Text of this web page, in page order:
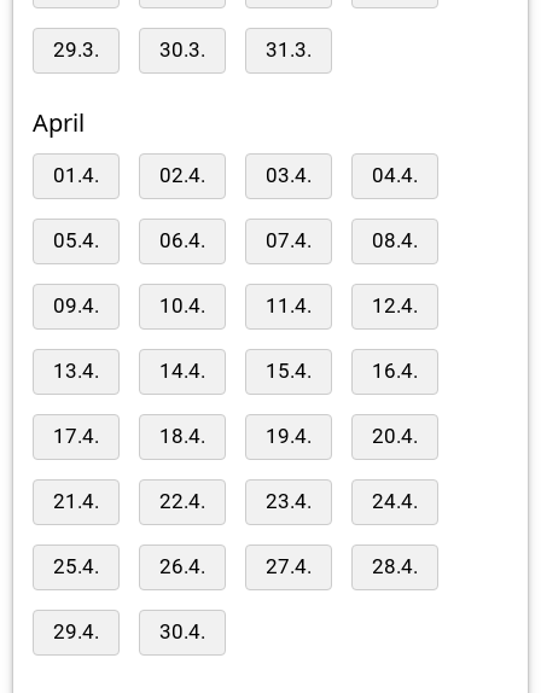
29.3. 30.3. 31.3.
April
01.4. 02.4. 03.4. 04.4.
05.4. 06.4. 07.4. 08.4.
09.4. 10.4. 11.4. 12.4.
13.4. 14.4. 15.4. 16.4.
17.4. 18.4. 19.4. 20.4.
21.4. 22.4. 23.4. 24.4.
25.4. 26.4. 27.4. 28.4.
29.4. 30.4.